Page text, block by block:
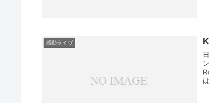
感動ライヴ
は